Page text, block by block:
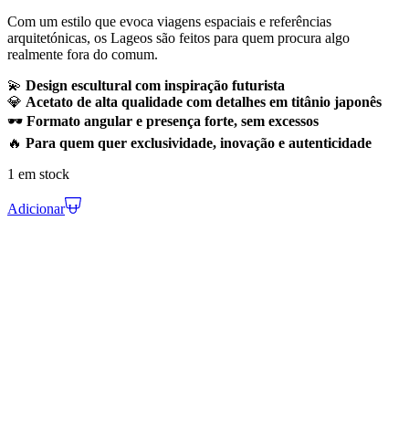
Com um estilo que evoca viagens espaciais e referências
arquitetónicas, os Lageos são feitos para quem procura algo
realmente fora do comum.
💫 Design escultural com inspiração futurista
💎 Acetato de alta qualidade com detalhes em titânio japonês
🕶️ Formato angular e presença forte, sem excessos
🔥 Para quem quer exclusividade, inovação e autenticidade
1 em stock
Adicionar